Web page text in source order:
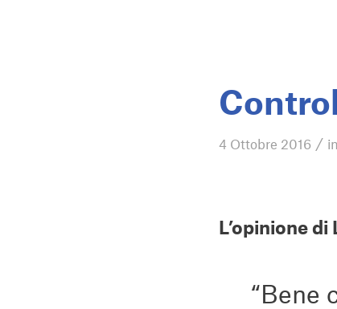
4 Ottobre 2016 / in
L’opinione
“Bene